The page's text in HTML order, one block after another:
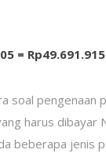
= Rp49.691.915
soal pengenaan
harus dibayar
beberapa jenis